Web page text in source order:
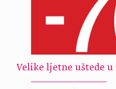
Velike ljetne uštede u